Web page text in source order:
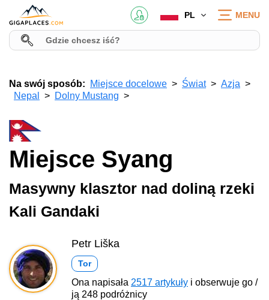
PL MENU
Na swój sposób: Miejsce docelowe Świat
Azja
Nepal
Dolny Mustang
Miejsce Syang
Masywny klasztor nad doliną rzeki
Kali Gandaki
Petr Liška
Tor
Ona napisała 2517 artykuły i obserwuje go /
ją 248 podróżnicy